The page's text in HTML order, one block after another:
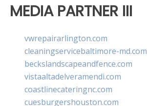
MEDIA PARTNER III
vwrepairarlington.com
cleaningservicebaltimore-md.com
beckslandscapeandfence.com
vistaaltadelveramendi.com
coastlinecateringnc.com
cuesburgershouston.com